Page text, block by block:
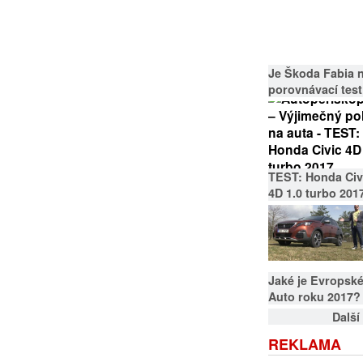
Je Škoda Fabia
porovnávací
TEST: Honda
4D 1.0 turbo
Jaké je Evropské
Auto roku 2017?
REKLAMA